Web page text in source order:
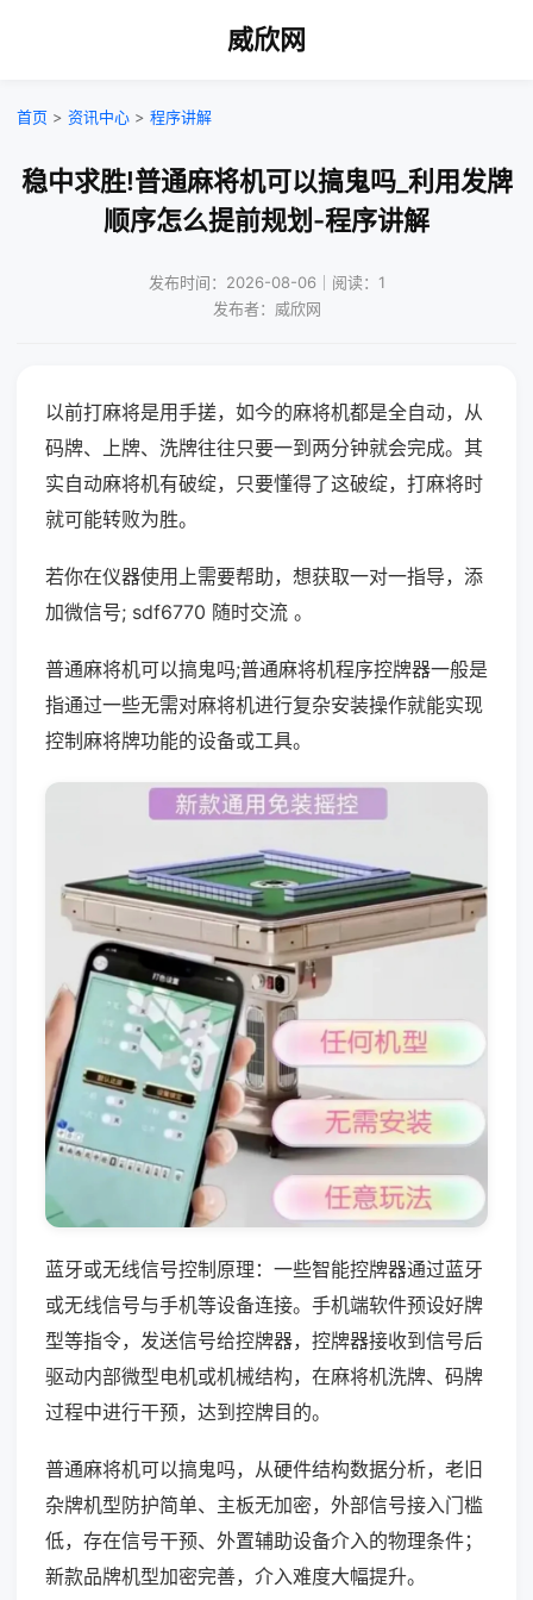
威欣网
首页 > 资讯中心 > 程序讲解
稳中求胜!普通麻将机可以搞鬼吗_利用发牌
顺序怎么提前规划-程序讲解
发布时间：2026-08-06｜阅读：1
发布者：威欣网
以前打麻将是用手搓，如今的麻将机都是全自动，从
码牌、上牌、洗牌往往只要一到两分钟就会完成。其
实自动麻将机有破绽，只要懂得了这破绽，打麻将时
就可能转败为胜。
若你在仪器使用上需要帮助，想获取一对一指导，添
加微信号; sdf6770 随时交流 。
普通麻将机可以搞鬼吗;普通麻将机程序控牌器一般是
指通过一些无需对麻将机进行复杂安装操作就能实现
控制麻将牌功能的设备或工具。
蓝牙或无线信号控制原理：一些智能控牌器通过蓝牙
或无线信号与手机等设备连接。手机端软件预设好牌
型等指令，发送信号给控牌器，控牌器接收到信号后
驱动内部微型电机或机械结构，在麻将机洗牌、码牌
过程中进行干预，达到控牌目的。
普通麻将机可以搞鬼吗，从硬件结构数据分析，老旧
杂牌机型防护简单、主板无加密，外部信号接入门槛
低，存在信号干预、外置辅助设备介入的物理条件；
新款品牌机型加密完善，介入难度大幅提升。